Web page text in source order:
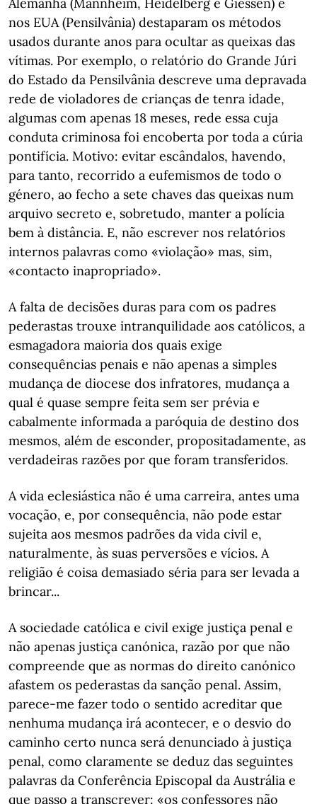
nos EUA (Pensilvânia) destaparam os métodos
usados durante anos para ocultar as queixas das
vítimas. Por exemplo, o relatório do Grande Júri
do Estado da Pensilvânia descreve uma depravada
rede de violadores de crianças de tenra idade,
algumas com apenas 18 meses, rede essa cuja
conduta criminosa foi encoberta por toda a cúria
pontifícia. Motivo: evitar escândalos, havendo,
para tanto, recorrido a eufemismos de todo o
género, ao fecho a sete chaves das queixas num
arquivo secreto e, sobretudo, manter a polícia
bem à distância. E, não escrever nos relatórios
internos palavras como «violação» mas, sim,
«contacto inapropriado».
A falta de decisões duras para com os padres
pederastas trouxe intranquilidade aos católicos, a
esmagadora maioria dos quais exige
consequências penais e não apenas a simples
mudança de diocese dos infratores, mudança a
qual é quase sempre feita sem ser prévia e
cabalmente informada a paróquia de destino dos
mesmos, além de esconder, propositadamente, as
verdadeiras razões por que foram transferidos.
A vida eclesiástica não é uma carreira, antes uma
vocação, e, por consequência, não pode estar
sujeita aos mesmos padrões da vida civil e,
naturalmente, às suas perversões e vícios. A
religião é coisa demasiado séria para ser levada a
brincar...
A sociedade católica e civil exige justiça penal e
não apenas justiça canónica, razão por que não
compreende que as normas do direito canónico
afastem os pederastas da sanção penal. Assim,
parece-me fazer todo o sentido acreditar que
nenhuma mudança irá acontecer, e o desvio do
caminho certo nunca será denunciado à justiça
penal, como claramente se deduz das seguintes
palavras da Conferência Episcopal da Austrália e
que passo a transcrever: «os confessores não